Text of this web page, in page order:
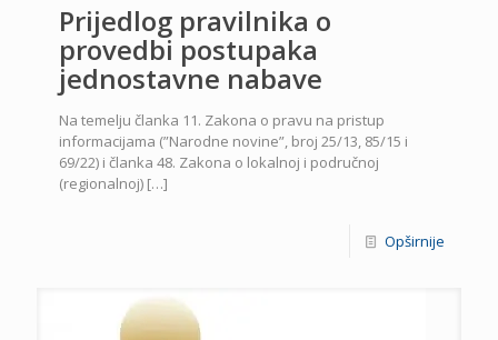
Prijedlog pravilnika o
provedbi postupaka
jednostavne nabave
Na temelju članka 11. Zakona o pravu na pristup
informacijama (”Narodne novine”, broj 25/13, 85/15 i
69/22) i članka 48. Zakona o lokalnoj i područnoj
(regionalnoj) […]
Opširnije